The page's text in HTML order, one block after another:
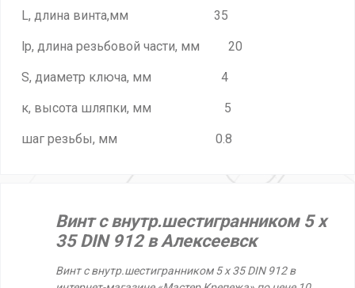
L, длина винта,мм 35
lp, длина резьбовой части, мм 20
S, диаметр ключа, мм 4
к, высота шляпки, мм 5
шаг резьбы, мм 0.8
Винт с внутр.шестигранником 5 х
35 DIN 912 в Алексеевск
Винт с внутр.шестигранником 5 х 35 DIN 912 в